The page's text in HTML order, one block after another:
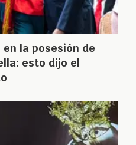
la posesión de
esto dijo el